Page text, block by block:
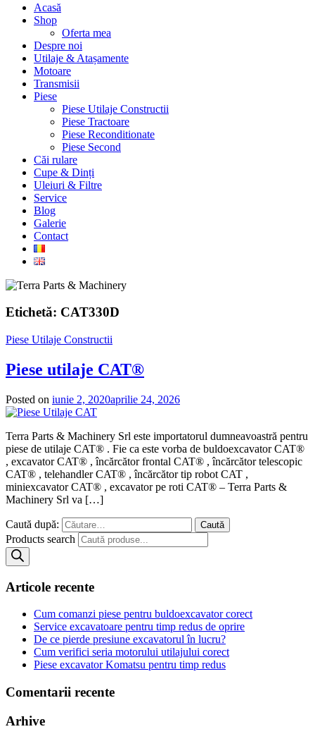
Acasă
Shop
Oferta mea
Despre noi
Utilaje & Atașamente
Motoare
Transmisii
Piese
Piese Utilaje Constructii
Piese Tractoare
Piese Reconditionate
Piese Second
Căi rulare
Cupe & Dinți
Uleiuri & Filtre
Service
Blog
Galerie
Contact
Etichetă: CAT330D
Piese Utilaje Constructii
Piese utilaje CAT®
Posted on iunie 2, 2020aprilie 24, 2026
Terra Parts & Machinery Srl este importatorul dumneavoastră pentru
piese de utilaje CAT® . Fie ca este vorba de buldoexcavator CAT®
, excavator CAT® , încărcător frontal CAT® , încărcător telescopic
CAT® , telehandler CAT® , încărcător tip robot CAT ,
miniexcavator CAT® , excavator pe roti CAT® – Terra Parts &
Machinery Srl va […]
Caută după:
Products search
Articole recente
Cum comanzi piese pentru buldoexcavator corect
Service excavatoare pentru timp redus de oprire
De ce pierde presiune excavatorul în lucru?
Cum verifici seria motorului utilajului corect
Piese excavator Komatsu pentru timp redus
Comentarii recente
Arhive